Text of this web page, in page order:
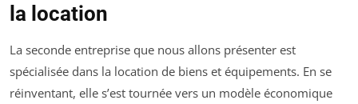
la location
La seconde entreprise que nous allons présenter est
spécialisée dans la location de biens et équipements. En se
réinventant, elle s’est tournée vers un modèle économique